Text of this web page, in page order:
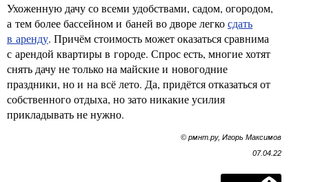
Ухоженную дачу со всеми удобствами, садом, огородом,
а тем более бассейном и баней во дворе легкосдать
в аренду. Причём стоимость может оказаться сравнима
с арендой квартиры в городе. Спрос есть, многие хотят
снять дачу не только на майские и новогодние
праздники, но и на всё лето. Да, придётся отказаться от
собственного отдыха, но зато никакие усилия
прикладывать не нужно.
© рмнт.ру, Игорь Максимов
07.04.22